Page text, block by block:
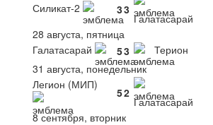
Силикат-2
33
Галатасарай
28 августа, пятница
Галатасарай
53 Терион
31 августа, понедельник
Легион (МИП)
52
Галатасарай
8 сентября, вторник